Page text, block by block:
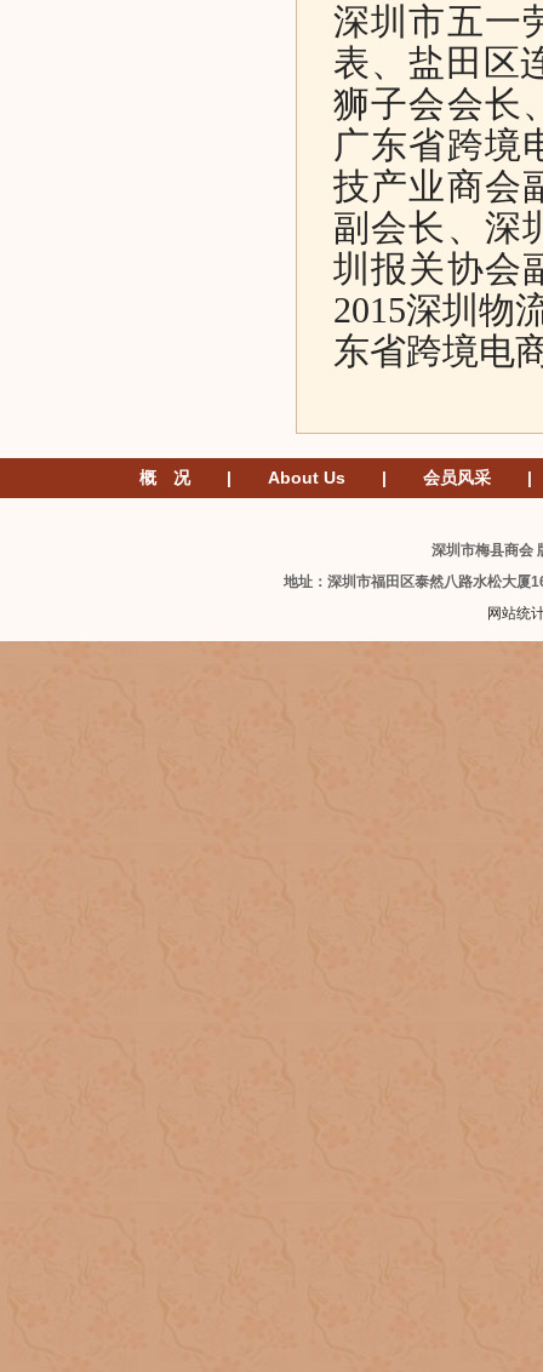
深圳市五一
表、盐田区
狮子会会长
广东省跨境
技产业商会
副会长、深
圳报关协会
2015深圳物
东省跨境电
概 况 | About Us | 会员风采 |
深圳市梅县商
地址：深圳市福田区泰然八路水松大厦
网站统